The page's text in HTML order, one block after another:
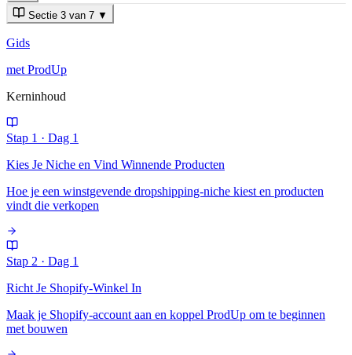
Sectie 3 van 7 ▼
Gids
met ProdUp
Kerninhoud
Stap 1 · Dag 1
Kies Je Niche en Vind Winnende Producten
Hoe je een winstgevende dropshipping-niche kiest en producten
vindt die verkopen
Stap 2 · Dag 1
Richt Je Shopify-Winkel In
Maak je Shopify-account aan en koppel ProdUp om te beginnen
met bouwen